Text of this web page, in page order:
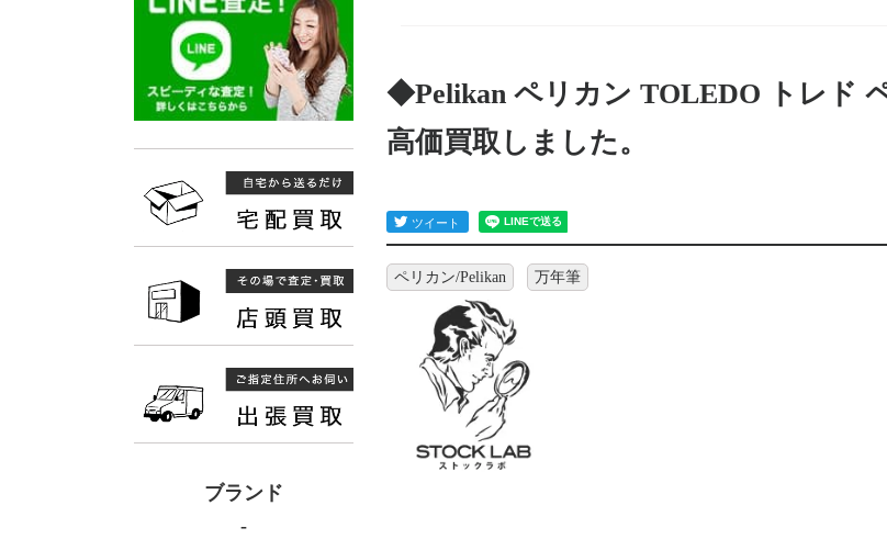
ブランド
-
◆Pelikan ペリカン TOLEDO トレド
高価買取しました。
ペリカン/Pelikan 万年筆